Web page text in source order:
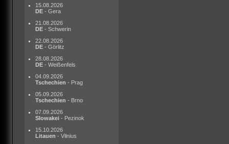
15.08.2026
DE - Gera
21.08.2026
DE - Schwerin
22.08.2026
DE - Görlitz
28.08.2026
DE - Weißenfels
04.09.2026
Tschechien - Prag
05.09.2026
Tschechien - Brno
07.09.2026
Slowakei - Pezinok
15.10.2026
Litauen - Vilnius